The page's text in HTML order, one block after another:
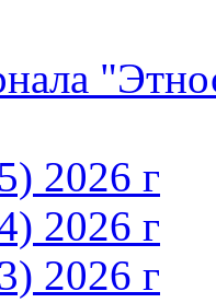
2026 г
2026 г
2026 г